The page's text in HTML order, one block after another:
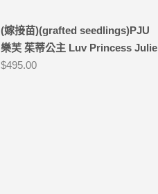
(嫁接苗)(grafted seedlings)PJU
樂芙 茱蒂公主 Luv Princess Julie
$495.00